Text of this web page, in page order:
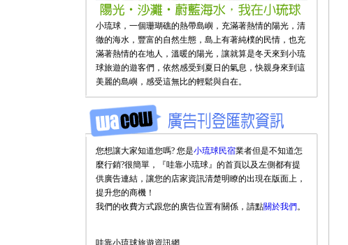
小琉球，一個珊瑚礁的熱帶島嶼，充滿著熱情的陽光，清
徹的海水，豐富的自然生態，島上有著純樸的民情，也充
滿著熱情的在地人，溫暖的陽光，讓就算是冬天來到小琉
球旅遊的遊客們，依然感受到夏日的氣息，快親身來到這
美麗的島嶼，感受這無比的輕鬆與自在。
您想讓大家知道您嗎? 您是小琉球民宿業者但是不知道怎
麼行銷?很簡單，『哇靠小琉球』的首頁以及左側都有提
供廣告連結，讓您的店家資訊清楚明瞭的出現在版面上，
提升您的商機！
我們的收費方式跟您的廣告位置有關係，請點關於我們。
哇靠小琉球旅遊資訊網